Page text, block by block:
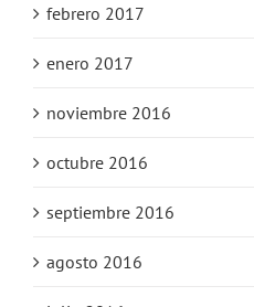
febrero 2017
enero 2017
noviembre 2016
octubre 2016
septiembre 2016
agosto 2016